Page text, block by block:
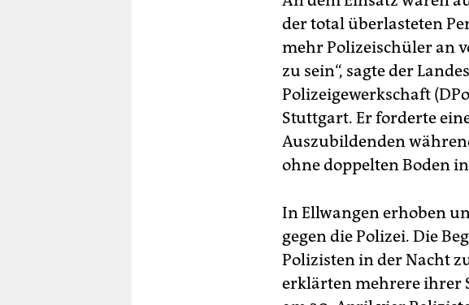
der total überlasteten
mehr Polizeischüler an
zu sein“, sagte der
Polizeigewerkschaft
Stuttgart. Er forderte
Auszubildenden
ohne doppelten Boden
In Ellwangen erhoben
gegen die Polizei. Die
Polizisten in der Nacht
erklärten mehrere ihrer